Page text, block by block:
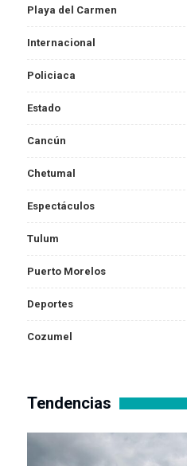
Playa del Carmen
Internacional
Policiaca
Estado
Cancún
Chetumal
Espectáculos
Tulum
Puerto Morelos
Deportes
Cozumel
Tendencias